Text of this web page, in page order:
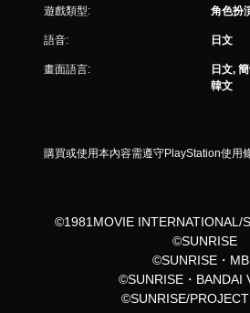
遊戲類型: 角色扮
語音: 日文
畫面語言:
日文,
韓文
購買或使用本內容需遵守PlayStation使用條
©1981MOVIE INTERNATIONAL/
©SUNRISE
©SUNRISE・
©SUNRISE・BANDAI
©SUNRISE/